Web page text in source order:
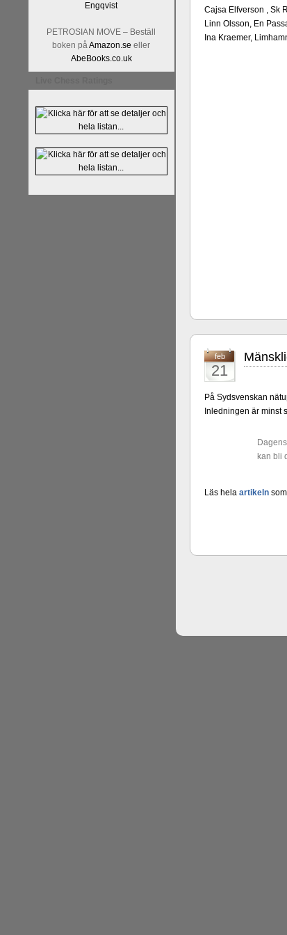
PETROSIAN MOVE – Beställ
boken påAmazon.se eller
AbeBooks.co.uk
uppnått allt som kan
milstolpen i
parturnering i Alingsås
Cajsa Elfverson , Sk
Linn Olsson, En
Ina Kraemer,
feb
21
På Sydsvenskan
Inledningen är minst
kan bli
Läs hela artikelnsom